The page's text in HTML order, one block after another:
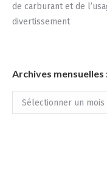
de carburant et de
divertissement
Archives mensuelles
Archives
mensuelles